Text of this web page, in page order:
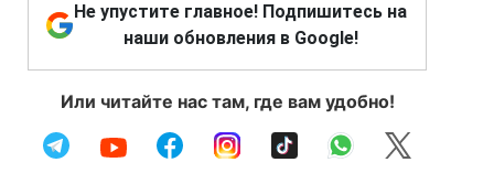
Не упустите главное! Подпишитесь на
наши обновления в Google!
Или читайте нас там, где вам удобно!